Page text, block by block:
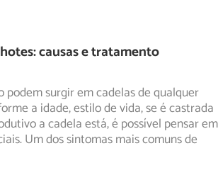
causas e tratamento
surgir em cadelas de qualquer
a idade, estilo de vida, se é castrada
a cadela está, é possível pensar em
Um dos sintomas mais comuns de